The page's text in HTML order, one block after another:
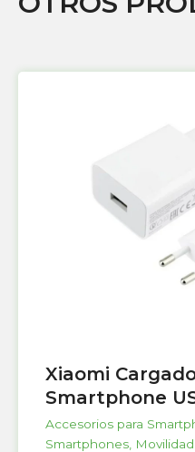
Xiaomi
Smartphone
Accesorios para
Smartphones